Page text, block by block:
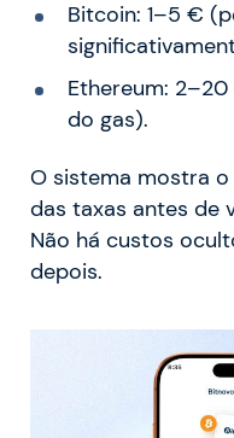
Bitcoin: 1–5 €
Ethereum:
do gas).
O sistema mostra
das taxas antes de
Não há custos
depois.